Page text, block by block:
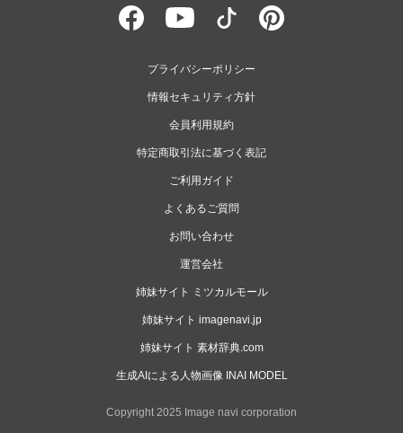
プライバシーポリシー
情報セキュリティ方針
会員利用規約
特定商取引法に基づく表記
ご利用ガイド
よくあるご質問
お問い合わせ
運営会社
姉妹サイト ミツカルモール
姉妹サイト imagenavi.jp
姉妹サイト 素材辞典.com
生成AIによる人物画像 INAI MODEL
Copyright 2025 Image navi corporation